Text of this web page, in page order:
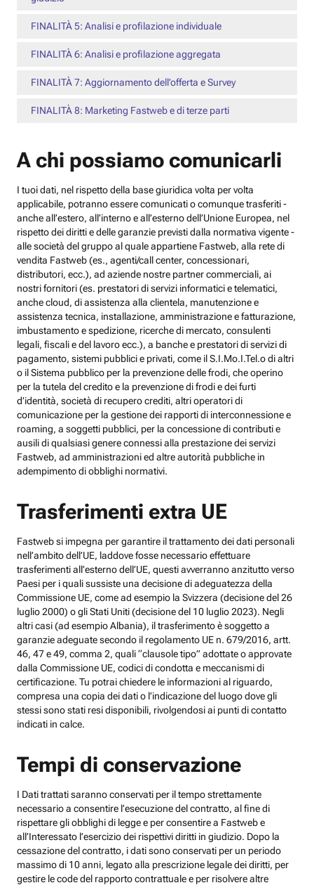
FINALITÀ 5: Analisi e profilazione individuale
FINALITÀ 6: Analisi e profilazione aggregata
FINALITÀ 7: Aggiornamento dell’offerta e Survey
FINALITÀ 8: Marketing Fastweb e di terze parti
A chi possiamo comunicarli
I tuoi dati, nel rispetto della base giuridica volta per volta
applicabile, potranno essere comunicati o comunque trasferiti -
anche all’estero, all’interno e all’esterno dell’Unione Europea, nel
rispetto dei diritti e delle garanzie previsti dalla normativa vigente -
alle società del gruppo al quale appartiene Fastweb, alla rete di
vendita Fastweb (es., agenti/call center, concessionari,
distributori, ecc.), ad aziende nostre partner commerciali, ai
nostri fornitori (es. prestatori di servizi informatici e telematici,
anche cloud, di assistenza alla clientela, manutenzione e
assistenza tecnica, installazione, amministrazione e fatturazione,
imbustamento e spedizione, ricerche di mercato, consulenti
legali, fiscali e del lavoro ecc.), a banche e prestatori di servizi di
pagamento, sistemi pubblici e privati, come il S.I.Mo.I.Tel.o di altri
o il Sistema pubblico per la prevenzione delle frodi, che operino
per la tutela del credito e la prevenzione di frodi e dei furti
d’identità, società di recupero crediti, altri operatori di
comunicazione per la gestione dei rapporti di interconnessione e
roaming, a soggetti pubblici, per la concessione di contributi e
ausili di qualsiasi genere connessi alla prestazione dei servizi
Fastweb, ad amministrazioni ed altre autorità pubbliche in
adempimento di obblighi normativi.
Trasferimenti extra UE
Fastweb si impegna per garantire il trattamento dei dati personali
nell’ambito dell’UE, laddove fosse necessario effettuare
trasferimenti all’esterno dell’UE, questi avverranno anzitutto verso
Paesi per i quali sussiste una decisione di adeguatezza della
Commissione UE, come ad esempio la Svizzera (decisione del 26
luglio 2000) o gli Stati Uniti (decisione del 10 luglio 2023). Negli
altri casi (ad esempio Albania), il trasferimento è soggetto a
garanzie adeguate secondo il regolamento UE n. 679/2016, artt.
46, 47 e 49, comma 2, quali “clausole tipo” adottate o approvate
dalla Commissione UE, codici di condotta e meccanismi di
certificazione. Tu potrai chiedere le informazioni al riguardo,
compresa una copia dei dati o l’indicazione del luogo dove gli
stessi sono stati resi disponibili, rivolgendosi ai punti di contatto
indicati in calce.
Tempi di conservazione
I Dati trattati saranno conservati per il tempo strettamente
necessario a consentire l’esecuzione del contratto, al fine di
rispettare gli obblighi di legge e per consentire a Fastweb e
all’Interessato l’esercizio dei rispettivi diritti in giudizio. Dopo la
cessazione del contratto, i dati sono conservati per un periodo
massimo di 10 anni, legato alla prescrizione legale dei diritti, per
gestire le code del rapporto contrattuale e per risolvere altre